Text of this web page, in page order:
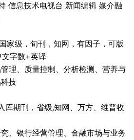
信息技术电视台 新闻编辑 媒介融
家级，旬刊，知网，有因子，可版
字数+英译
理、质量控制、分析检测、营养与
技
库期刊，省级,知网、万方、维普收
、银行经营管理、金融市场与业务